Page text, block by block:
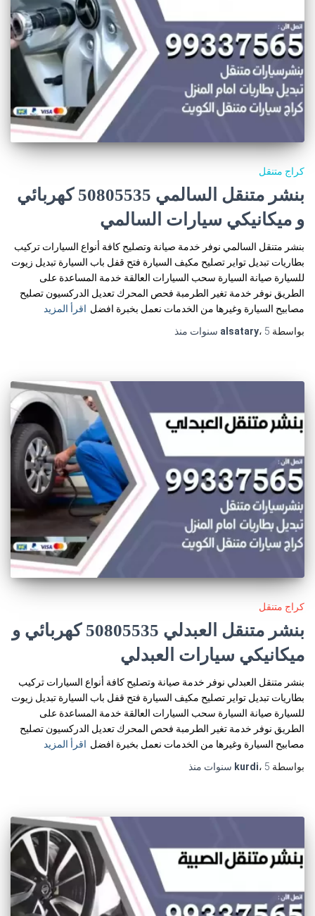
كراج متنقل
بنشر متنقل السالمي 50805535‬ كهربائي
و ميكانيكي سيارات السالمي
بنشر متنقل السالمي نوفر خدمة صيانة وتصليح كافة أنواع السيارات تركيب
بطاريات تبديل تواير تصليح مكيف السيارة فتح قفل باب السيارة تبديل زيوت
للسيارة صيانة السيارة سحب السيارات العالقة خدمة المساعدة على
الطريق نوفر خدمة تغير الطرمبة فحص المحرك تعديل الدركسيون تصليح
مصابيح السيارة وغيرها من الخدمات نعمل بخبرة افضل اقرأ المزيد
بواسطة
alsatary، 5 سنوات منذ
كراج متنقل
بنشر متنقل العبدلي 50805535‬ كهربائي و
ميكانيكي سيارات العبدلي
بنشر متنقل العبدلي نوفر خدمة صيانة وتصليح كافة أنواع السيارات تركيب
بطاريات تبديل تواير تصليح مكيف السيارة فتح قفل باب السيارة تبديل زيوت
للسيارة صيانة السيارة سحب السيارات العالقة خدمة المساعدة على
الطريق نوفر خدمة تغير الطرمبة فحص المحرك تعديل الدركسيون تصليح
مصابيح السيارة وغيرها من الخدمات نعمل بخبرة افضل اقرأ المزيد
بواسطة
kurdi، 5 سنوات منذ